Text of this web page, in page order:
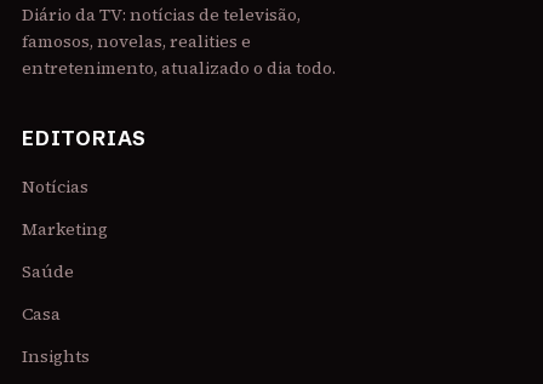
Diário da TV: notícias de televisão,
famosos, novelas, realities e
entretenimento, atualizado o dia todo.
EDITORIAS
Notícias
Marketing
Saúde
Casa
Insights